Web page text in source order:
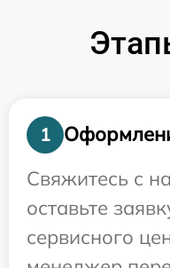
1
Свяжитесь с
оставьте
сервисного